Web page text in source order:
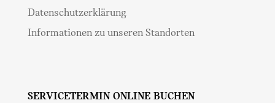
Datenschutzerklärung
Informationen zu unseren Standorten
Servicetermin online buchen